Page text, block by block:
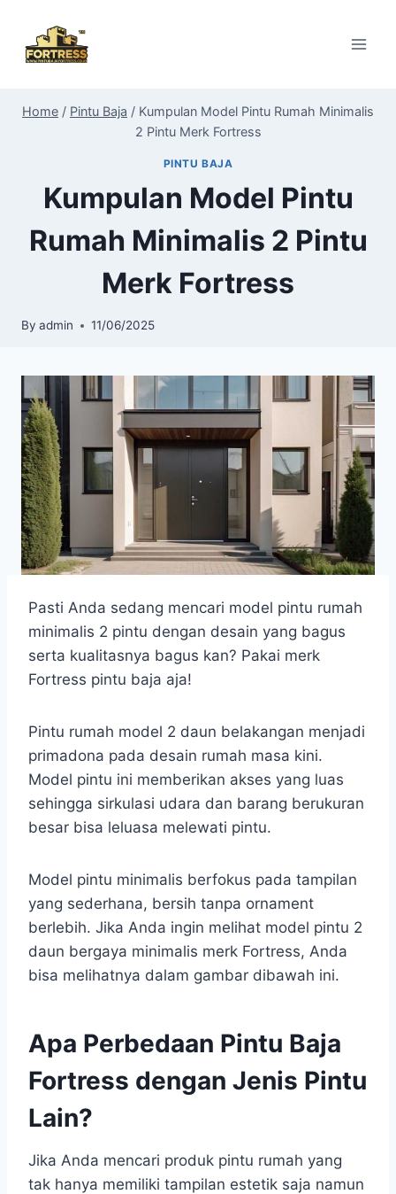
content
Home / Pintu Baja / Kumpulan Model Pintu Rumah Minimalis
2 Pintu Merk Fortress
PINTU BAJA
Kumpulan Model Pintu
Rumah Minimalis 2 Pintu
Merk Fortress
By admin 11/06/2025
Pasti Anda sedang mencari model pintu rumah
minimalis 2 pintu dengan desain yang bagus
serta kualitasnya bagus kan? Pakai merk
Fortress pintu baja aja!
Pintu rumah model 2 daun belakangan menjadi
primadona pada desain rumah masa kini.
Model pintu ini memberikan akses yang luas
sehingga sirkulasi udara dan barang berukuran
besar bisa leluasa melewati pintu.
Model pintu minimalis berfokus pada tampilan
yang sederhana, bersih tanpa ornament
berlebih. Jika Anda ingin melihat model pintu 2
daun bergaya minimalis merk Fortress, Anda
bisa melihatnya dalam gambar dibawah ini.
Apa Perbedaan Pintu Baja
Fortress dengan Jenis Pintu
Lain?
Jika Anda mencari produk pintu rumah yang
tak hanya memiliki tampilan estetik saja namun